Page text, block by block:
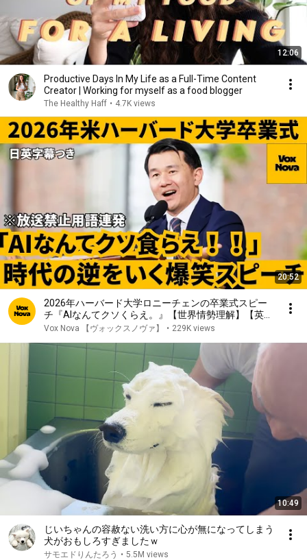
12:06
Productive Days In My Life as a Full-Time Content
Creator | Working for myself as a food blogger
The Healthy Haff • 4.7K views
20:52
2026年ハーバード大学ロニーチェンの卒業式スピー
チ『AIなんてクソくらえ。』【世界情勢理解】【英語
スピーチ】 リスニング 日本語字幕
Vox Nova 【ヴォックスノヴァ】 • 229K views
10:49
じいちゃんの容赦ない洗い方に心が無になってしまう
犬がおもしろすぎましたｗ
サモエドりんたろう • 5.5M views